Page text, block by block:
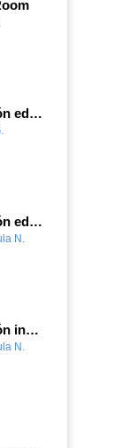
Proyecto innovación educativa org. sentidos
Proyecto innovación educativa: inglés
N.
Proyecto innovación inglés
N.